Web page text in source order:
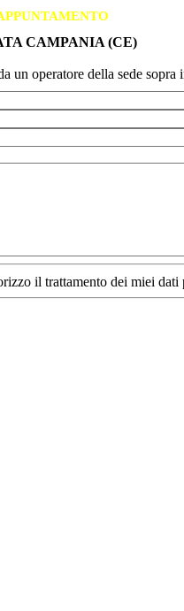
CAMPANIA (CE)
un operatore della sede sopra
il trattamento dei miei